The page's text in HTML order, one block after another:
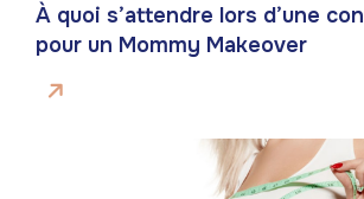
À quoi s’attendre lors d’une
pour un Mommy Makeover